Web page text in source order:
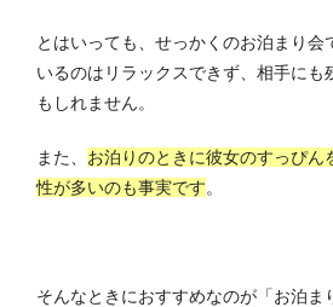
とはいっても、せっかくのお泊まり会
いるのはリラックスできず、相手にも
もしれません。
また、 お泊りのときに彼女のすっぴん
性が多いのも事実です。
そんなときにおすすめなのが「お泊ま